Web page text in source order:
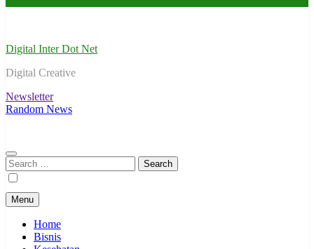
Digital Inter Dot Net
Digital Creative
Newsletter
Random News
Search
for:
Menu
Home
Bisnis